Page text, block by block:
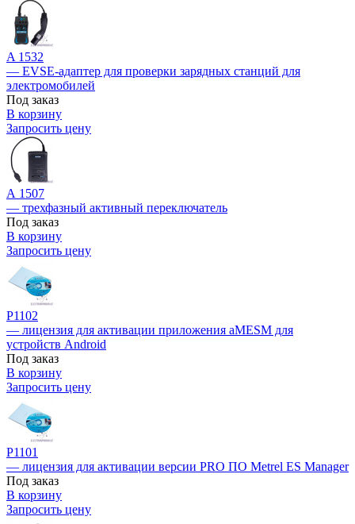
A 1532
— EVSE-адаптер для проверки зарядных станций для
электромобилей
Под заказ
В корзину
Запросить цену
А 1507
— трехфазный активный переключатель
Под заказ
В корзину
Запросить цену
Р1102
— лицензия для активации приложения aMESM для
устройств Android
Под заказ
В корзину
Запросить цену
Р1101
— лицензия для активации версии PRO ПО Metrel ES Manager
Под заказ
В корзину
Запросить цену